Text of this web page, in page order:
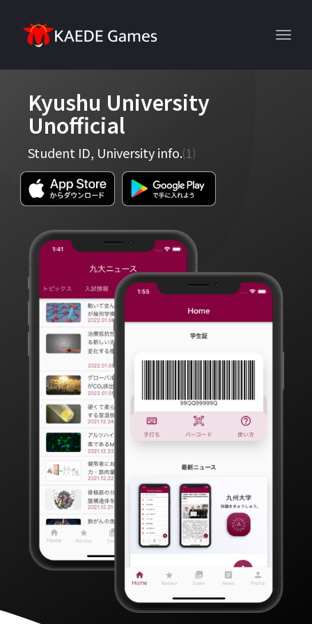
Kyushu University
Unofficial
Student ID, University info.⑴